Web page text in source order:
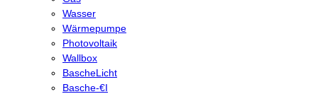
Wasser
Wärmepumpe
Photovoltaik
Wallbox
BascheLicht
Basche-€I